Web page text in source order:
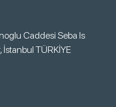
Caddesi Seba Is
İstanbul TÜRKİYE